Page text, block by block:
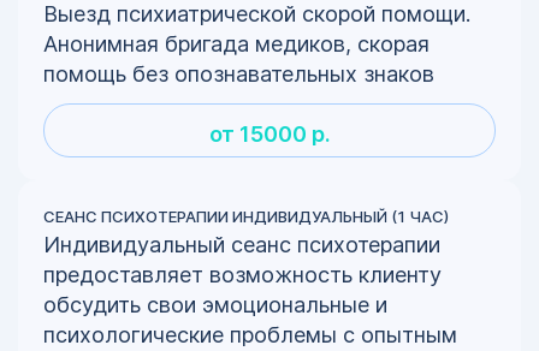
Выезд психиатрической скорой помощи.
Анонимная бригада медиков, скорая
помощь без опознавательных знаков
от 15000 р.
СЕАНС ПСИХОТЕРАПИИ ИНДИВИДУАЛЬНЫЙ (1 ЧАС)
Индивидуальный сеанс психотерапии
предоставляет возможность клиенту
обсудить свои эмоциональные и
психологические проблемы с опытным